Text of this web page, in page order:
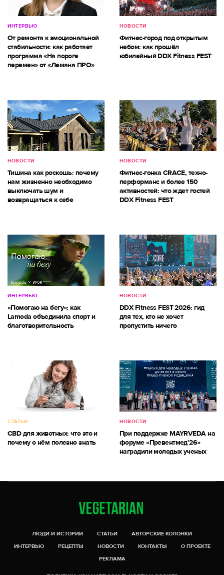
ИНТЕРВЬЮ
От ремонта к эмоциональной
стабильности: как работает
программа «На пороге
перемен» от «Лемана ПРО»
НОВОСТИ
Фитнес-город под открытым
небом: как прошёл
юбилейный DDX Fitness FEST
НОВОСТИ
Тишина как роскошь: почему
нам жизненно необходимо
выключать шум и
возвращаться к себе
НОВОСТИ
Фитнес-гонка CRACE, техно-
перформанс и более 150
активностей: что ждет гостей
DDX Fitness FEST
ИНТЕРВЬЮ
«Помогаю на бегу»: как
Lamoda объединила спорт и
благотворительность
НОВОСТИ
DDX Fitness FEST 2026: гид
для тех, кто не хочет
пропустить ничего
СТАТЬИ
CBD для животных: что это и
почему о нём полезно знать
НОВОСТИ
При поддержке MAYRVEDA на
форуме «Превентмед’26»
наградили молодых ученых
ЛЮДИ И ИСТОРИИ СТАТЬИ
АВТОРСКИЕ КОЛОНКИ
ИНТЕРВЬЮ
РЕЦЕПТЫ НОВОСТИ КОНТАКТЫ
О ПРОЕКТЕ
РЕКЛАМА